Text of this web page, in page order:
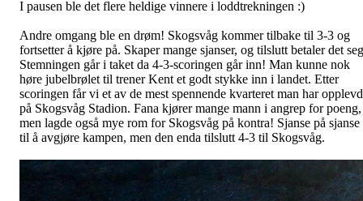
I pausen ble det flere heldige vinnere i loddtrekningen :)
Andre omgang ble en drøm! Skogsvåg kommer tilbake til 3-3 og
fortsetter å kjøre på. Skaper mange sjanser, og tilslutt betaler det
Stemningen går i taket da 4-3-scoringen går inn! Man kunne nok
høre jubelbrølet til trener Kent et godt stykke inn i landet. Etter
scoringen får vi et av de mest spennende kvarteret man har opplevd
på Skogsvåg Stadion. Fana kjører mange mann i angrep for poeng,
men lagde også mye rom for Skogsvåg på kontra! Sjanse på sjanse
til å avgjøre kampen, men den enda tilslutt 4-3 til Skogsvåg.